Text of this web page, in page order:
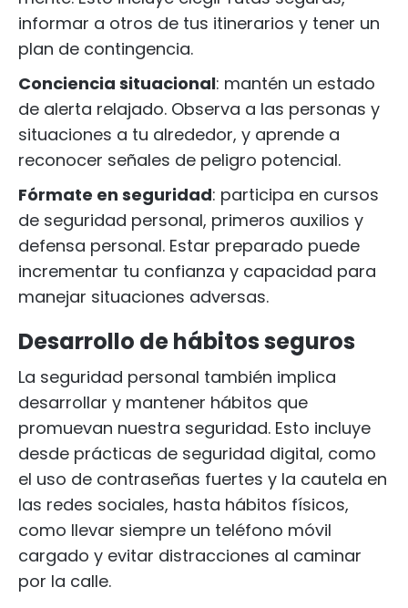
informar a otros de tus itinerarios y tener un
plan de contingencia.
Conciencia situacional: mantén un estado
de alerta relajado. Observa a las personas y
situaciones a tu alrededor, y aprende a
reconocer señales de peligro potencial.
Fórmate en seguridad: participa en cursos
de seguridad personal, primeros auxilios y
defensa personal. Estar preparado puede
incrementar tu confianza y capacidad para
manejar situaciones adversas.
Desarrollo de hábitos seguros
La seguridad personal también implica
desarrollar y mantener hábitos que
promuevan nuestra seguridad. Esto incluye
desde prácticas de seguridad digital, como
el uso de contraseñas fuertes y la cautela en
las redes sociales, hasta hábitos físicos,
como llevar siempre un teléfono móvil
cargado y evitar distracciones al caminar
por la calle.